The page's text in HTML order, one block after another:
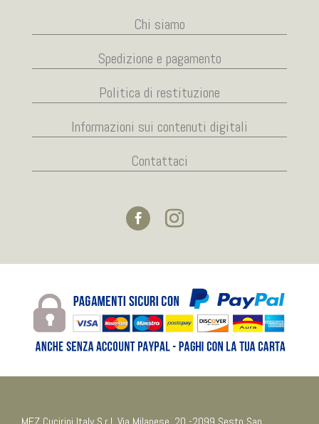
Chi siamo
Spedizione e pagamento
Politica di restituzione
Informazioni sui contenuti digitali
Contattaci